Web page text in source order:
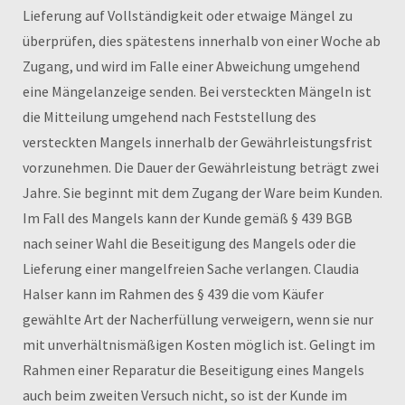
Lieferung auf Vollständigkeit oder etwaige Mängel zu
überprüfen, dies spätestens innerhalb von einer Woche ab
Zugang, und wird im Falle einer Abweichung umgehend
eine Mängelanzeige senden. Bei versteckten Mängeln ist
die Mitteilung umgehend nach Feststellung des
versteckten Mangels innerhalb der Gewährleistungsfrist
vorzunehmen. Die Dauer der Gewährleistung beträgt zwei
Jahre. Sie beginnt mit dem Zugang der Ware beim Kunden.
Im Fall des Mangels kann der Kunde gemäß § 439 BGB
nach seiner Wahl die Beseitigung des Mangels oder die
Lieferung einer mangelfreien Sache verlangen. Claudia
Halser kann im Rahmen des § 439 die vom Käufer
gewählte Art der Nacherfüllung verweigern, wenn sie nur
mit unverhältnismäßigen Kosten möglich ist. Gelingt im
Rahmen einer Reparatur die Beseitigung eines Mangels
auch beim zweiten Versuch nicht, so ist der Kunde im